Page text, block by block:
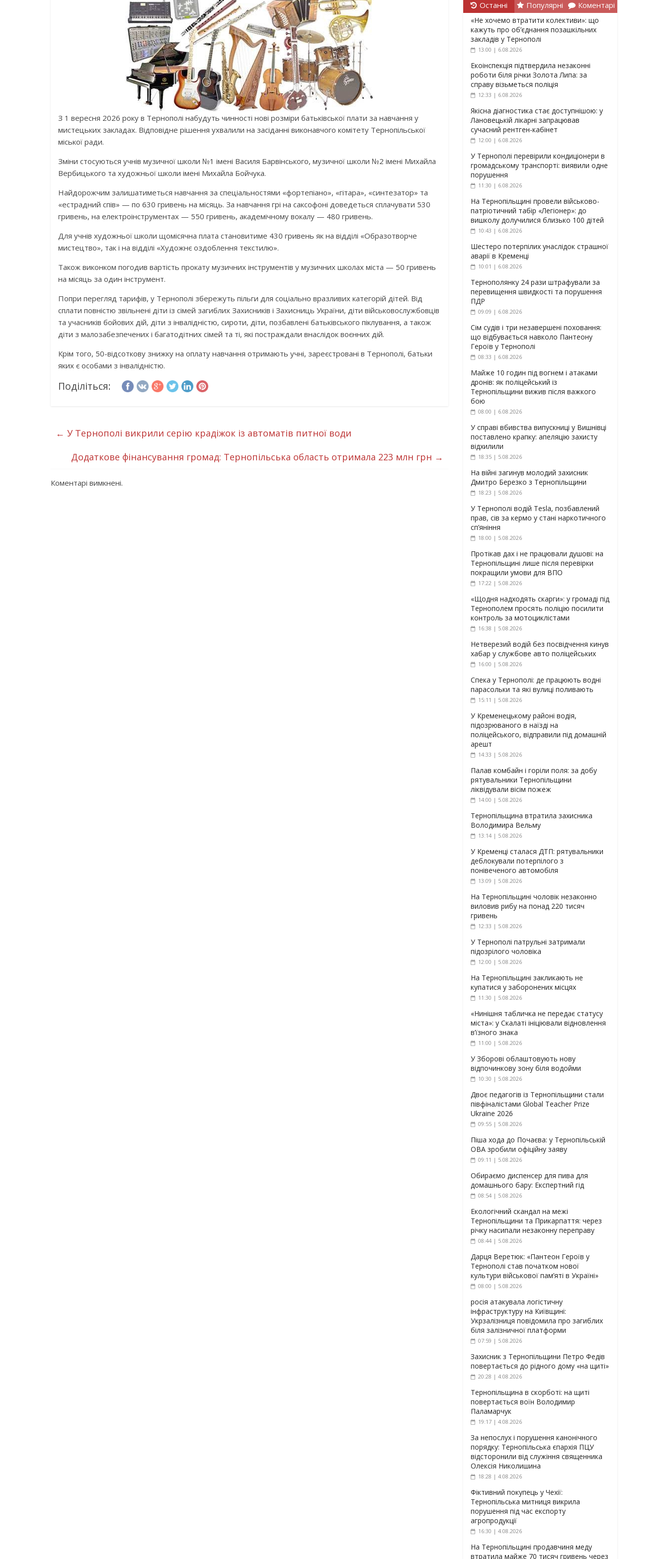
З 1 вересня 2026 року в Тернополі набудуть чинності нові розміри батьківської плати за навчання у
мистецьких закладах. Відповідне рішення ухвалили на засіданні виконавчого комітету Тернопільської
міської ради.
Зміни стосуються учнів музичної школи №1 імені Василя Барвінського, музичної школи №2 імені Михайла
Вербицького та художньої школи імені Михайла Бойчука.
Найдорожчим залишатиметься навчання за спеціальностями «фортепіано», «гітара», «синтезатор» та
«естрадний спів» — по 630 гривень на місяць. За навчання грі на саксофоні доведеться сплачувати 530
гривень, на електроінструментах — 550 гривень, академічному вокалу — 480 гривень.
Для учнів художньої школи щомісячна плата становитиме 430 гривень як на відділі «Образотворче
мистецтво», так і на відділі «Художнє оздоблення текстилю».
Також виконком погодив вартість прокату музичних інструментів у музичних школах міста — 50 гривень
на місяць за один інструмент.
Попри перегляд тарифів, у Тернополі збережуть пільги для соціально вразливих категорій дітей. Від
сплати повністю звільнені діти із сімей загиблих Захисників і Захисниць України, діти військовослужбовців
та учасників бойових дій, діти з інвалідністю, сироти, діти, позбавлені батьківського піклування, а також
діти з малозабезпечених і багатодітних сімей та ті, які постраждали внаслідок воєнних дій.
Крім того, 50-відсоткову знижку на оплату навчання отримають учні, зареєстровані в Тернополі, батьки
яких є особами з інвалідністю.
Поділіться:
← У Тернополі викрили серію крадіжок із автоматів питної води
Додаткове фінансування громад: Тернопільська область отримала 223 млн грн →
Коментарі вимкнені.
Останні Популярні Коментарі
«Не хочемо втратити колективи»: що
кажуть про об’єднання позашкільних
закладів у Тернополі
13:00 | 6.08.2026
Екоінспекція підтвердила незаконні
роботи біля річки Золота Липа: за
справу візьметься поліція
12:33 | 6.08.2026
Якісна діагностика стає доступнішою: у
Лановецькій лікарні запрацював
сучасний рентген-кабінет
12:00 | 6.08.2026
У Тернополі перевірили кондиціонери в
громадському транспорті: виявили одне
порушення
11:30 | 6.08.2026
На Тернопільщині провели військово-
патріотичний табір «Легіонер»: до
вишколу долучилися близько 100 дітей
10:43 | 6.08.2026
Шестеро потерпілих унаслідок страшної
аварії в Кременці
10:01 | 6.08.2026
Тернополянку 24 рази штрафували за
перевищення швидкості та порушення
ПДР
09:09 | 6.08.2026
Сім судів і три незавершені поховання:
що відбувається навколо Пантеону
Героїв у Тернополі
08:33 | 6.08.2026
Майже 10 годин під вогнем і атаками
дронів: як поліцейський із
Тернопільщини вижив після важкого
бою
08:00 | 6.08.2026
У справі вбивства випускниці у Вишнівці
поставлено крапку: апеляцію захисту
відхилили
18:35 | 5.08.2026
На війні загинув молодий захисник
Дмитро Березко з Тернопільщини
18:23 | 5.08.2026
У Тернополі водій Tesla, позбавлений
прав, сів за кермо у стані наркотичного
сп’яніння
18:00 | 5.08.2026
Протікав дах і не працювали душові: на
Тернопільщині лише після перевірки
покращили умови для ВПО
17:22 | 5.08.2026
«Щодня надходять скарги»: у громаді під
Тернополем просять поліцію посилити
контроль за мотоциклістами
16:38 | 5.08.2026
Нетверезий водій без посвідчення кинув
хабар у службове авто поліцейських
16:00 | 5.08.2026
Спека у Тернополі: де працюють водні
парасольки та які вулиці поливають
15:11 | 5.08.2026
У Кременецькому районі водія,
підозрюваного в наїзді на
поліцейського, відправили під домашній
арешт
14:33 | 5.08.2026
Палав комбайн і горіли поля: за добу
рятувальники Тернопільщини
ліквідували вісім пожеж
14:00 | 5.08.2026
Тернопільщина втратила захисника
Володимира Вельму
13:14 | 5.08.2026
У Кременці сталася ДТП: рятувальники
деблокували потерпілого з
понівеченого автомобіля
13:09 | 5.08.2026
На Тернопільщині чоловік незаконно
виловив рибу на понад 220 тисяч
гривень
12:33 | 5.08.2026
У Тернополі патрульні затримали
підозрілого чоловіка
12:00 | 5.08.2026
На Тернопільщині закликають не
купатися у заборонених місцях
11:30 | 5.08.2026
«Нинішня табличка не передає статусу
міста»: у Скалаті ініціювали відновлення
в’їзного знака
11:00 | 5.08.2026
У Зборові облаштовують нову
відпочинкову зону біля водойми
10:30 | 5.08.2026
Двоє педагогів із Тернопільщини стали
півфіналістами Global Teacher Prize
Ukraine 2026
09:55 | 5.08.2026
Піша хода до Почаєва: у Тернопільській
ОВА зробили офіційну заяву
09:11 | 5.08.2026
Обираємо диспенсер для пива для
домашнього бару: Експертний гід
08:54 | 5.08.2026
Екологічний скандал на межі
Тернопільщини та Прикарпаття: через
річку насипали незаконну переправу
08:44 | 5.08.2026
Дарця Веретюк: «Пантеон Героїв у
Тернополі став початком нової
культури військової пам’яті в Україні»
08:00 | 5.08.2026
росія атакувала логістичну
інфраструктуру на Київщині:
Укрзалізниця повідомила про загиблих
біля залізничної платформи
07:59 | 5.08.2026
Захисник з Тернопільщини Петро Федів
повертається до рідного дому «на щиті»
20:28 | 4.08.2026
Тернопільщина в скорботі: на щиті
повертається воїн Володимир
Паламарчук
19:17 | 4.08.2026
За непослух і порушення канонічного
порядку: Тернопільська єпархія ПЦУ
відсторонили від служіння священника
Олексія Николишина
18:28 | 4.08.2026
Фіктивний покупець у Чехії:
Тернопільська митниця викрила
порушення під час експорту
агропродукції
16:30 | 4.08.2026
На Тернопільщині продавчиня меду
втратила майже 70 тисяч гривень через